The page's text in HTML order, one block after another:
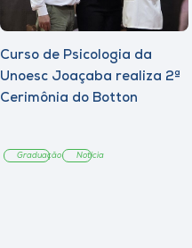
Curso de Psicologia da
Unoesc Joaçaba realiza 2ª
Cerimônia do Botton
Graduação Notícia